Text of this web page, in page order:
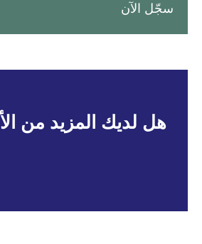
سجّل الآن
هل لديك المزيد من